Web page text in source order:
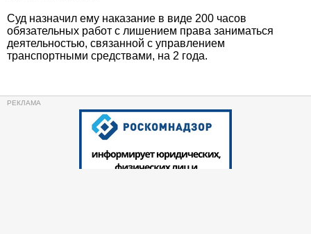
Суд назначил ему наказание в виде 200 часов
обязательных работ с лишением права заниматься
деятельностью, связанной с управлением
транспортными средствами, на 2 года.